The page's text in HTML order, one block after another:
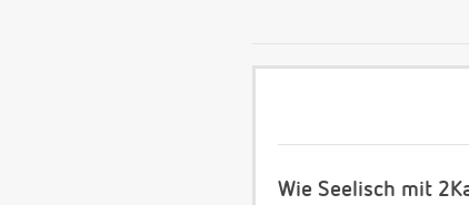
Wie Seelisch mit